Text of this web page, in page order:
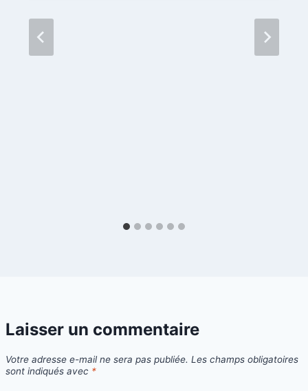
Laisser un commentaire
Votre adresse e-mail ne sera pas publiée. Les champs obligatoires
sont indiqués avec *